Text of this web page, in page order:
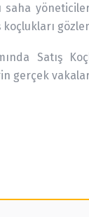
saha
koçlukları
Satış
gerçek